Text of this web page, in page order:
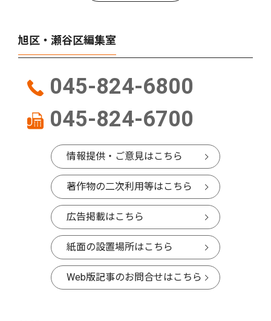
旭区・瀬谷区編集室
045-824-6800
045-824-6700
情報提供・ご意見はこちら
著作物の二次利用等はこちら
広告掲載はこちら
紙面の設置場所はこちら
Web版記事のお問合せはこちら